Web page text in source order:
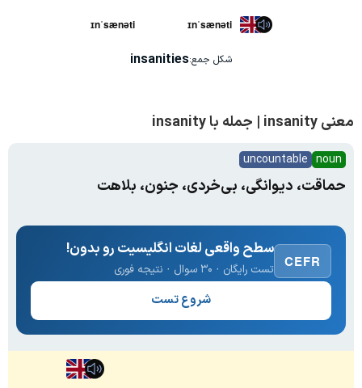
ɪnˈsænəti ɪnˈsænəti
شکل جمع:insanities
معنی insanity | جمله با insanity
noun
uncountable
حماقت، دیوانگی، بی‌خردی، جنون، بلاهت
CEFR
سطح واقعی لغات انگلیسیت رو بدون!
تست رایگان · ۳۰ سوال · نتیجه فوری
شروع تست